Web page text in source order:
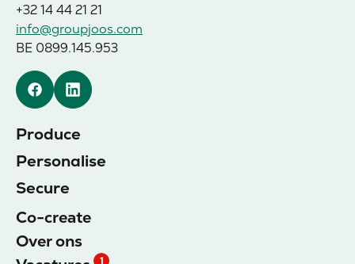
+32 14 44 21 21
info@groupjoos.com
BE 0899.145.953
FacebookLinkedin
Produce
Personalise
Secure
Co-create
Over ons
1